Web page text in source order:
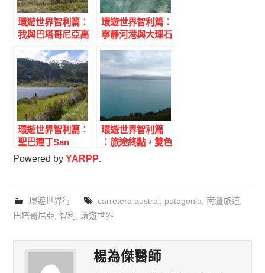
環遊世界智利篇：
我與巴塔哥尼亞高
環遊世界智利篇：
寧靜河港與大理石
環遊世界智利篇：
聖巴連丁San
Valentin 冰河
環遊世界智利篇
：旅途終點，雙色
Powered byYARPP.
環遊世界行 carretera austral, patagonia, 南疆旅道,
巴塔哥尼亞,智利 ,環遊世界
楊為傑醫師